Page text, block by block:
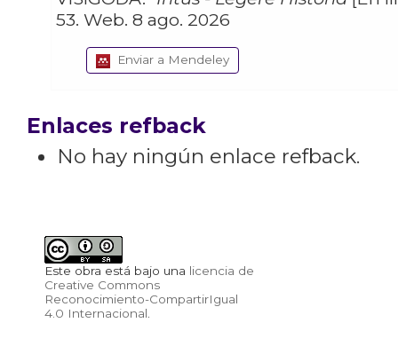
53. Web. 8 ago. 2026
Enviar a Mendeley
Enlaces refback
No hay ningún enlace refback.
Este obra está bajo una licencia de
Creative Commons
Reconocimiento-CompartirIgual
4.0 Internacional